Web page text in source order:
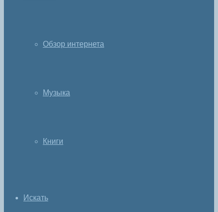
Обзор интернета
Музыка
Книги
Искать